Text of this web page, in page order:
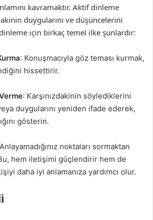
kavramaktır. Aktif dinleme
duygularını ve düşüncelerini
için birkaç temel ilke şunlardır:
: Konuşmacıyla göz teması kurmak,
hissettirir.
: Karşınızdakinin söylediklerini
duygularını yeniden ifade ederek,
gösterin.
noktaları sormaktan
hem iletişimi güçlendirir hem de
daha iyi anlamanıza yardımcı olur.